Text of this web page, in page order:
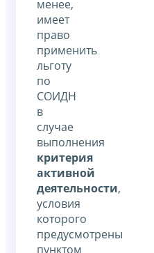
менее,
имеет
право
применить
льготу
по
СОИДН
в
случае
выполнения
критерия
активной
деятельности,
условия
которого
предусмотрены
пунктом